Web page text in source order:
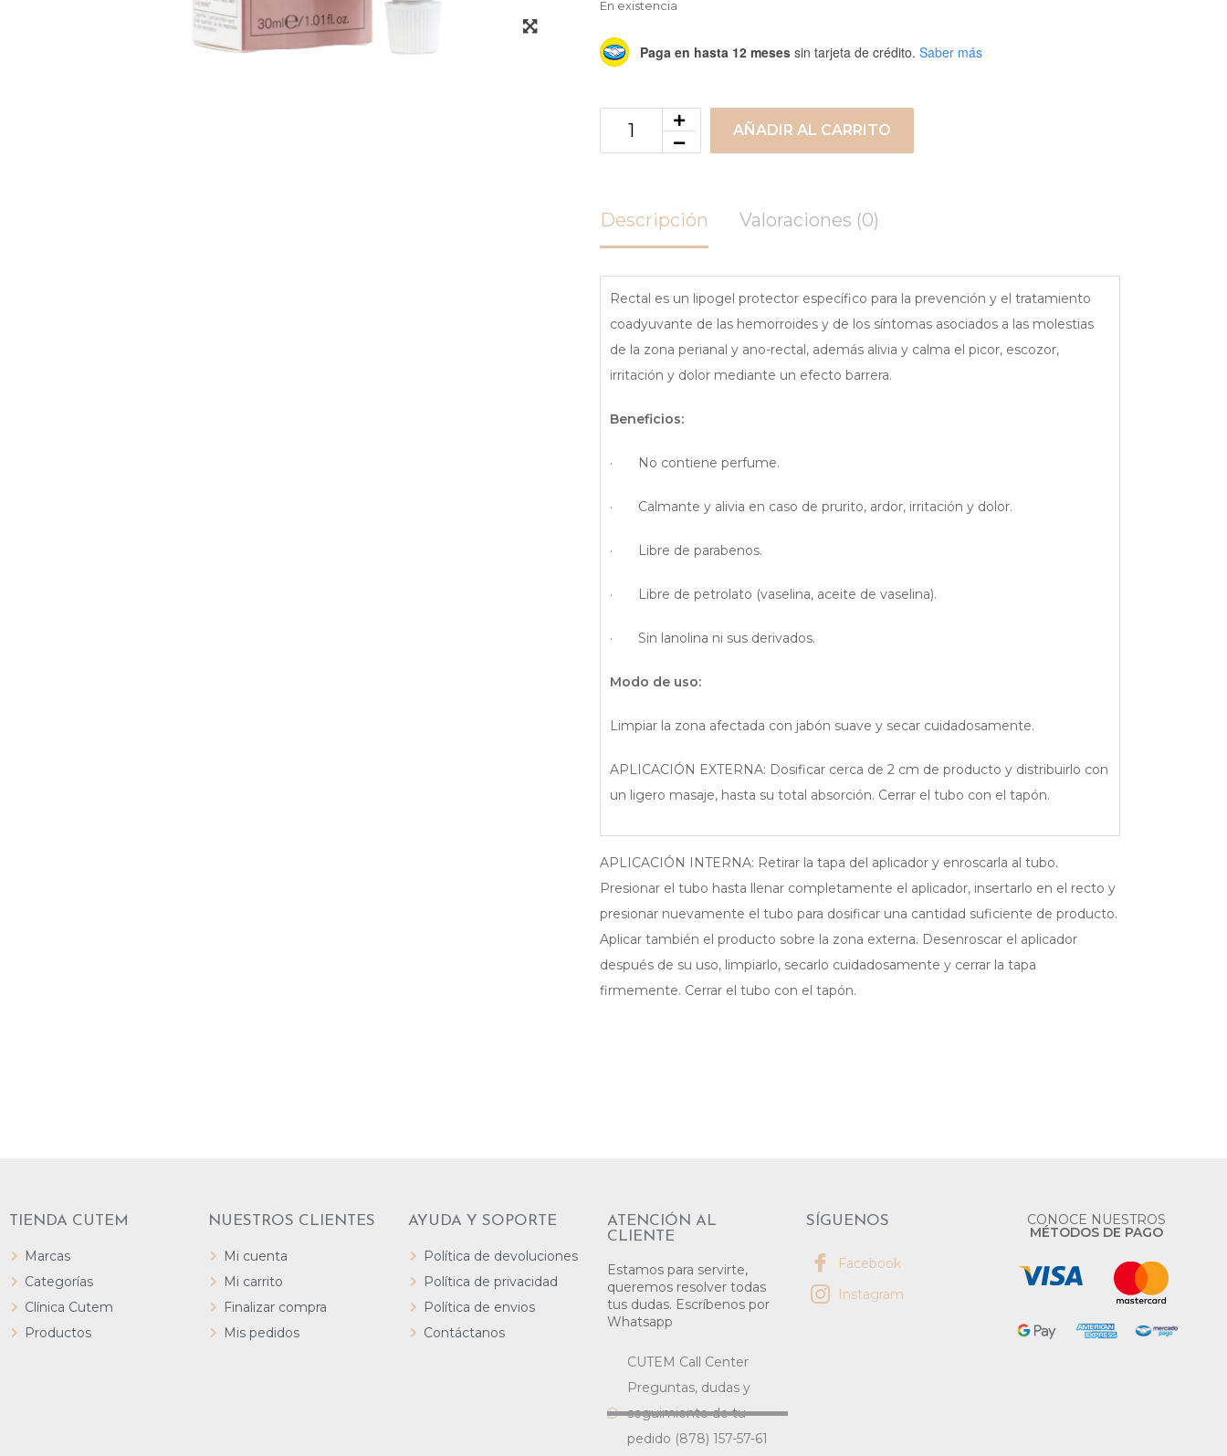
En existencia
Paga en hasta 12 mesessin tarjeta de crédito. Saber más
AÑADIR AL CARRITO
Descripción Valoraciones (0)
Rectal es un lipogel protector específico para la prevención y el tratamiento
coadyuvante de las hemorroides y de los síntomas asociados a las molestias
de la zona perianal y ano-rectal, además alivia y calma el picor, escozor,
irritación y dolor mediante un efecto barrera.
Beneficios:
· No contiene perfume.
· Calmante y alivia en caso de prurito, ardor, irritación y dolor.
· Libre de parabenos.
· Libre de petrolato (vaselina, aceite de vaselina).
· Sin lanolina ni sus derivados.
Modo de uso:
Limpiar la zona afectada con jabón suave y secar cuidadosamente.
APLICACIÓN EXTERNA: Dosificar cerca de 2 cm de producto y distribuirlo con
un ligero masaje, hasta su total absorción. Cerrar el tubo con el tapón.
APLICACIÓN INTERNA: Retirar la tapa del aplicador y enroscarla al tubo.
Presionar el tubo hasta llenar completamente el aplicador, insertarlo en el recto y
presionar nuevamente el tubo para dosificar una cantidad suficiente de producto.
Aplicar también el producto sobre la zona externa. Desenroscar el aplicador
después de su uso, limpiarlo, secarlo cuidadosamente y cerrar la tapa
firmemente. Cerrar el tubo con el tapón.
TIENDA CUTEM
Marcas
Categorías
Clínica Cutem
Productos
NUESTROS CLIENTES
Mi cuenta
Mi carrito
Finalizar compra
Mis pedidos
AYUDA Y SOPORTE
Política de devoluciones
Política de privacidad
Política de envios
Contáctanos
ATENCIÓN AL
CLIENTE
Estamos para servirte,
queremos resolver todas
tus dudas. Escríbenos por
Whatsapp
CUTEM Call Center
Preguntas, dudas y
seguimiento de tu
pedido (878) 157-57-61
SÍGUENOS
Facebook
Instagram
CONOCE NUESTROS
MÉTODOS DE PAGO